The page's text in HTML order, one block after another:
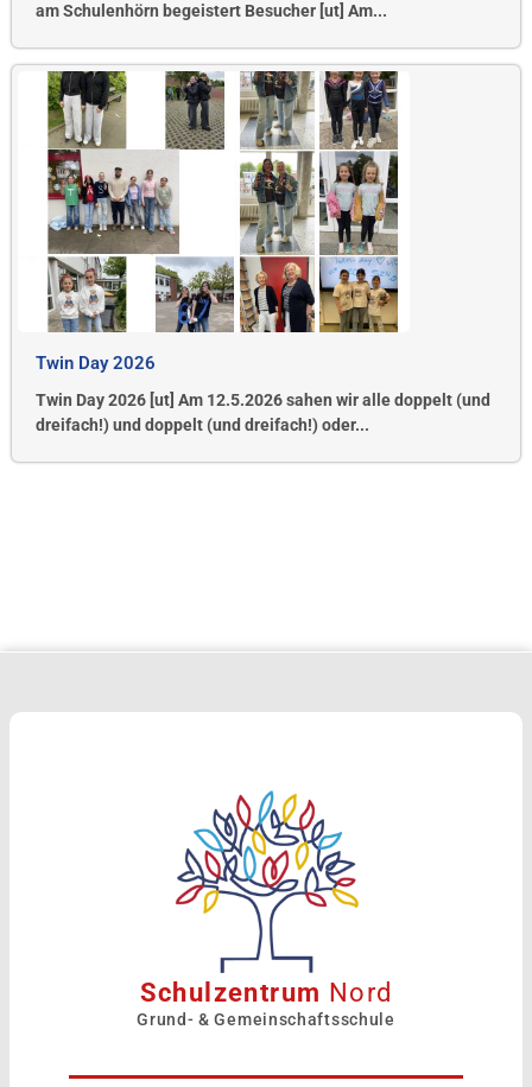
am Schulenhörn begeistert Besucher [ut] Am...
Twin Day 2026
Twin Day 2026 [ut] Am 12.5.2026 sahen wir alle doppelt (und
dreifach!) und doppelt (und dreifach!) oder...
Schulzentrum Nord
Grund- & Gemeinschaftsschule